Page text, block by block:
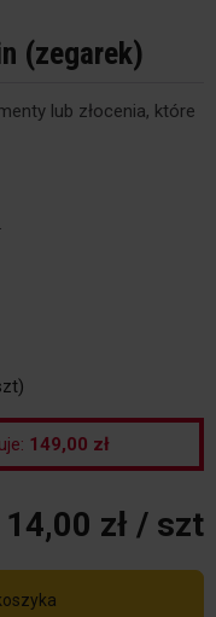
(zegarek)
lub złocenia, które
149,00 zł
14,00 zł / szt